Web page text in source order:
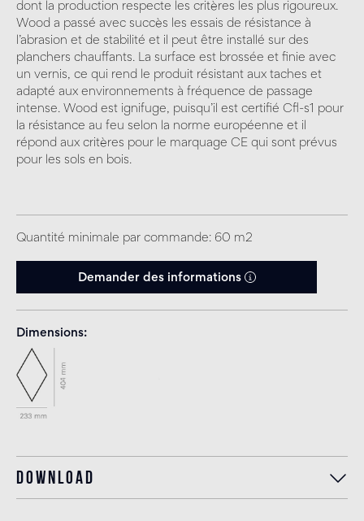
dont la production respecte les critères les plus rigoureux.
Wood a passé avec succès les essais de résistance à
l’abrasion et de stabilité et il peut être installé sur des
planchers chauffants. La surface est brossée et finie avec
un vernis, ce qui rend le produit résistant aux taches et
adapté aux environnements à fréquence de passage
intense. Wood est ignifuge, puisqu’il est certifié Cfl-s1 pour
la résistance au feu selon la norme européenne et il
répond aux critères pour le marquage CE qui sont prévus
pour les sols en bois.
Quantité minimale par commande: 60 m2
Demander des informations
Dimensions
Download